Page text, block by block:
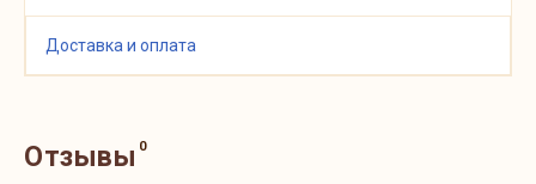
Доставка и оплата
Отзывы 0